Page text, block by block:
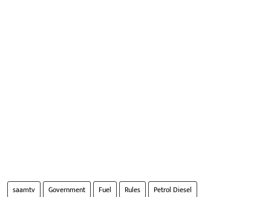
saamtv Government Fuel Rules
Petrol Diesel